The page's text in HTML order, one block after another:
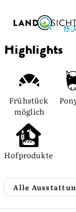
Highlights
Frühstück
möglich
Hofprodukte
Alle